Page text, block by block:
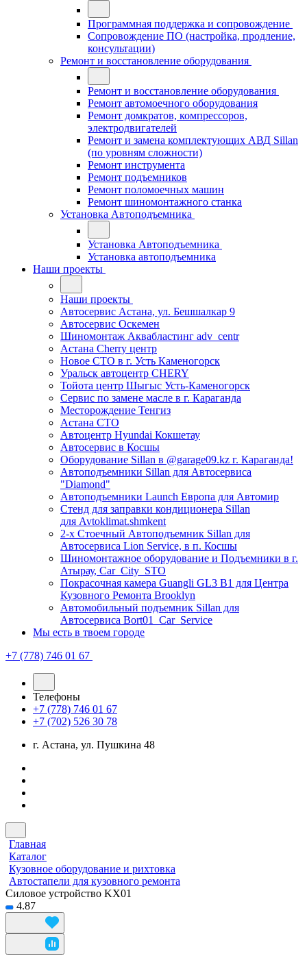
Программная поддержка и сопровождение
Сопровождение ПО (настройка, продление,
консультации)
Ремонт и восстановление оборудования
Ремонт и восстановление оборудования
Ремонт автомоечного оборудования
Ремонт домкратов, компрессоров,
электродвигателей
Ремонт и замена комплектующих АВД Sillan
(по уровням сложности)
Ремонт инструмента
Ремонт подъемников
Ремонт поломоечных машин
Ремонт шиномонтажного станка
Установка Автоподъемника
Установка Автоподъемника
Установка автоподъемника
Наши проекты
Наши проекты
Автосервис Астана, ул. Бешшалкар 9
Автосервис Оскемен
Шиномонтаж Аквабластинг adv_centr
Астана Cherry центр
Новое СТО в г. Усть Каменогорск
Уральск автоцентр CHERY
Тойота центр Шыгыс Усть-Каменогорск
Сервис по замене масле в г. Караганда
Месторождение Тенгиз
Астана СТО
Автоцентр Hyundai Кокшетау
Автосервис в Косшы
Оборудование Sillan в @garage09.kz г. Караганда!
Автоподъемники Sillan для Автосервиса
"Diamond"
Автоподъемники Launch Европа для Автомир
Стенд для заправки кондиционера Sillan
для Avtoklimat.shmkent
2-х Стоечный Автоподъемник Sillan для
Автосервиса Lion Service, в п. Косшы
Шиномонтажное оборудование и Подъемники в г.
Атырау, Car_City_STO
Покрасочная камера Guangli GL3 B1 для Центра
Кузовного Ремонта Brooklyn
Автомобильный подъемник Sillan для
Автосервиса Bort01_Car_Service
Мы есть в твоем городе
+7 (778) 746 01 67
Телефоны
+7 (778) 746 01 67
+7 (702) 526 30 78
г. Астана, ул. Пушкина 48
Главная
Каталог
Кузовное оборудование и рихтовка
Автостапели для кузовного ремонта
Силовое устройство KX01
4.87